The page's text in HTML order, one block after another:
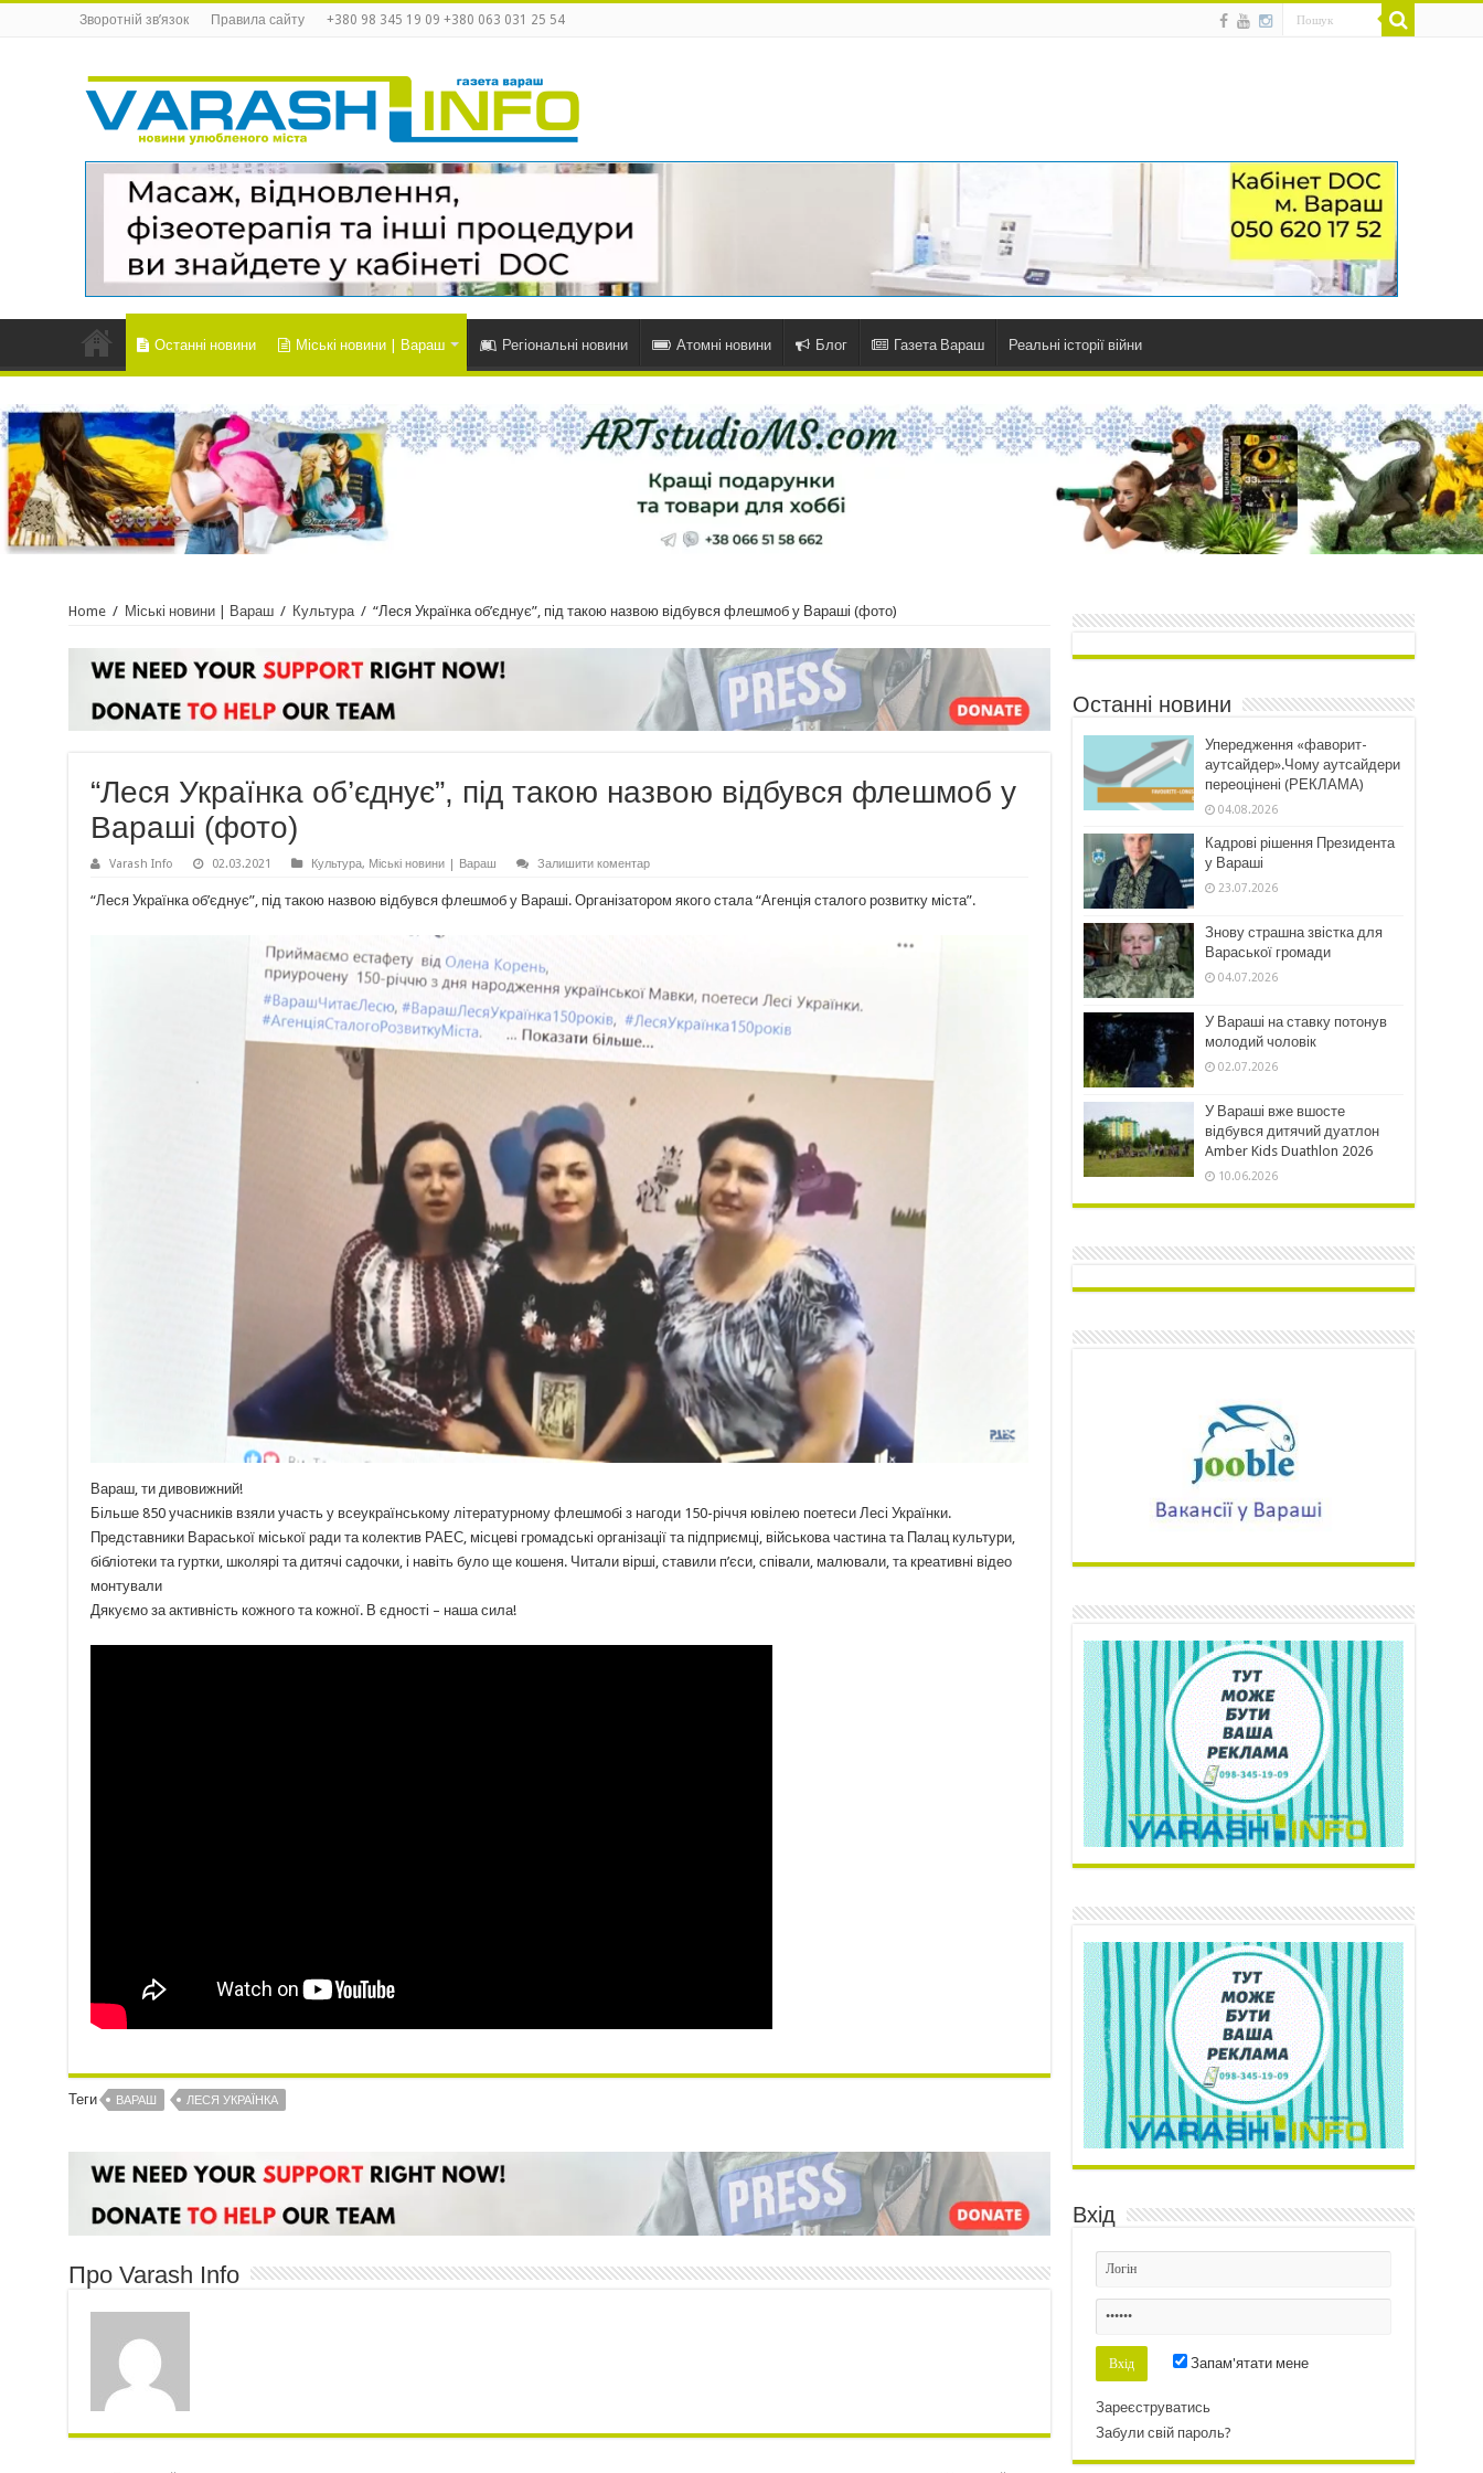
Зворотній зв’язок Правила сайту +380 98 345 19 09 +380 063 031 25 54
Останні новини Міські новини | Вараш Регіональні новини Атомні новини Блог Газета Вараш Реальні історії війни
Home / Міські новини | Вараш / Культура / “Леся Українка об’єднує”, під такою назвою відбувся флешмоб у Вараші (фото)
“Леся Українка об’єднує”, під такою назвою відбувся флешмоб у
Вараші (фото)
Varash Info 02.03.2021 Культура, Міські новини | Вараш Залишити коментар
“Леся Українка об’єднує”, під такою назвою відбувся флешмоб у Вараші. Організатором якого стала “Агенція сталого розвитку міста”.
Вараш, ти дивовижний!
Більше 850 учасників взяли участь у всеукраїнському літературному флешмобі з нагоди 150-річчя ювілею поетеси Лесі Українки.
Представники Вараської міської ради та колектив РАЕС, місцеві громадські організації та підприємці, військова частина та Палац культури,
бібліотеки та гуртки, школярі та дитячі садочки, і навіть було ще кошеня. Читали вірші, ставили п’єси, співали, малювали, та креативні відео
монтували
Дякуємо за активність кожного та кожної. В єдності – наша сила!
Теги ВАРАШ ЛЕСЯ УКРАЇНКА
Про Varash Info
Останні новини
Упередження «фаворит-
аутсайдер».Чому аутсайдери
переоцінені (РЕКЛАМА)
04.08.2026
Кадрові рішення Президента
у Вараші
23.07.2026
Знову страшна звістка для
Вараської громади
04.07.2026
У Вараші на ставку потонув
молодий чоловік
02.07.2026
У Вараші вже вшосте
відбувся дитячий дуатлон
Amber Kids Duathlon 2026
10.06.2026
Вхід
Запам'ятати мене
Зареєструватись
Забули свій пароль?